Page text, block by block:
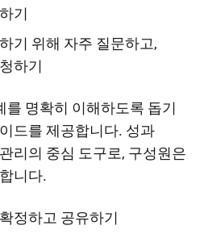
기
기 위해 자주 질문하고,
하기
를 명확히 이해하도록 돕기
드를 제공합니다. 성과
리의 중심 도구로, 구성원은
니다.
정하고 공유하기